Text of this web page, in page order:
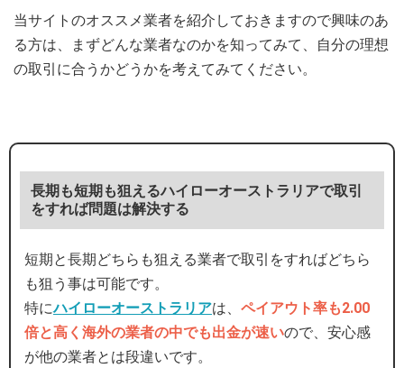
当サイトのオススメ業者を紹介しておきますので興味のあ
る方は、まずどんな業者なのかを知ってみて、自分の理想
の取引に合うかどうかを考えてみてください。
長期も短期も狙えるハイローオーストラリアで取引
をすれば問題は解決する
短期と長期どちらも狙える業者で取引をすればどちら
も狙う事は可能です。
特にハイローオーストラリアは、 ペイアウト率も2.00
倍と高く海外の業者の中でも出金が速いので、安心感
が他の業者とは段違いです。